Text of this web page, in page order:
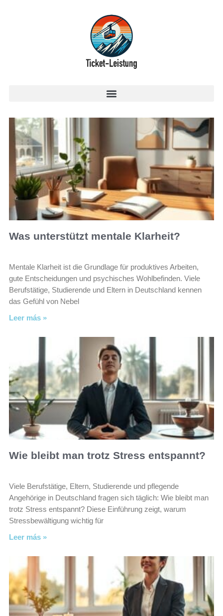
Was unterstützt mentale Klarheit?
Mentale Klarheit ist die Grundlage für produktives Arbeiten,
gute Entscheidungen und psychisches Wohlbefinden. Viele
Berufstätige, Studierende und Eltern in Deutschland kennen
das Gefühl von Nebel
Leer más »
Wie bleibt man trotz Stress entspannt?
Viele Berufstätige, Eltern, Studierende und pflegende
Angehörige in Deutschland fragen sich täglich: Wie bleibt man
trotz Stress entspannt? Diese Einführung zeigt, warum
Stressbewältigung wichtig für
Leer más »